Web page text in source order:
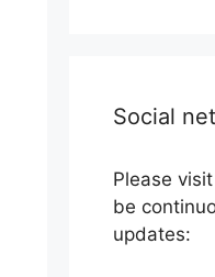
Social
Please
be
updates: